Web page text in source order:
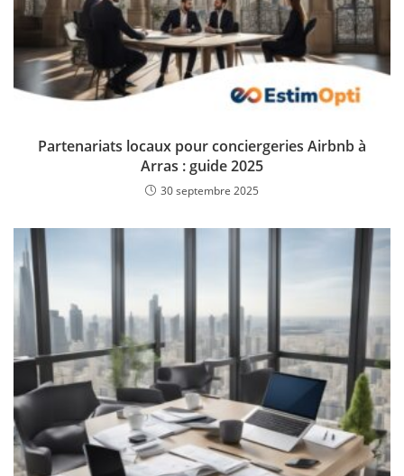
Partenariats locaux pour conciergeries Airbnb à
Arras : guide 2025
30 septembre 2025